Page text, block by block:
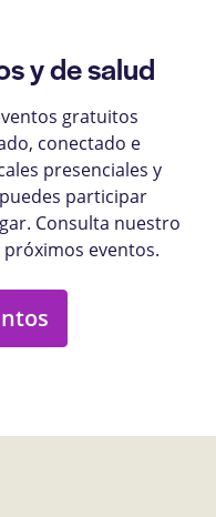
y de salud
gratuitos
conectado e
presenciales y
participar
Consulta nuestro
eventos.